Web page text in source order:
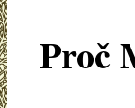
Proč